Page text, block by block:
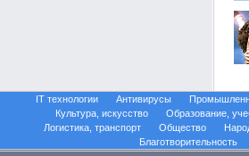
IT технологии Антивирусы
Культура, искусство
Образование,
Логистика, транспорт
Общество
Благотворительность